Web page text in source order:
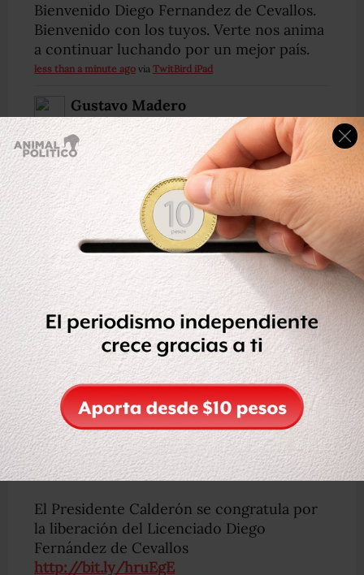
Bienvenido Diego Fernandez de Cevallos.
Bienvenido con los tuyos. Verte nos anima
a continuar luchando por un mejor país.
less than a minute ago via TwitBird iPad
Gustavo Madero
GustavoMadero
Me sumo a las expresiones de beneplácito
con motivo del regreso a casa de nuestro
querido Diego Fernández de Cevallos. ¡Es
una gran noticia!
less than a minute agoviaTweetDeck
Javier Lozano A
JLozanoA
El Presidente Calderón se congratula por
la liberación del Licenciado Diego
Fernández de Cevallos
http://bit.ly/hruEgE